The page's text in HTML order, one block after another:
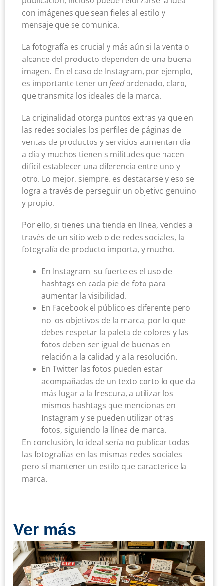
con imágenes que sean fieles al estilo y
mensaje que se comunica.
La fotografía es crucial y más aún si la venta o
alcance del producto dependen de una buena
imagen. En el caso de Instagram, por ejemplo,
es importante tener un feedordenado, claro,
que transmita los ideales de la marca.
La originalidad otorga puntos extras ya que en
las redes sociales los perfiles de páginas de
ventas de productos y servicios aumentan día
a día y muchos tienen similitudes que hacen
difícil establecer una diferencia entre uno y
otro. Lo mejor, siempre, es destacarse y eso se
logra a través de perseguir un objetivo genuino
y propio.
Por ello, si tienes una tienda en línea, vendes a
través de un sitio web o de redes sociales, la
fotografía de producto importa, y mucho.
En Instagram, su fuerte es el uso de
hashtags en cada pie de foto para
aumentar la visibilidad.
En Facebook el público es diferente pero
no los objetivos de la marca, por lo que
debes respetar la paleta de colores y las
fotos deben ser igual de buenas en
relación a la calidad y a la resolución.
En Twitter las fotos pueden estar
acompañadas de un texto corto lo que da
más lugar a la frescura, a utilizar los
mismos hashtags que mencionas en
Instagram y se pueden utilizar otras
fotos, siguiendo la línea de marca.
En conclusión, lo ideal sería no publicar todas
las fotografías en las mismas redes sociales
pero sí mantener un estilo que caracterice la
marca.
Ver más